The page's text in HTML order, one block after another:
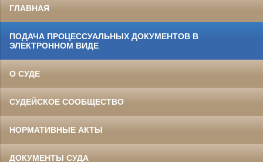
ГЛАВНАЯ
ПОДАЧА ПРОЦЕССУАЛЬНЫХ ДОКУМЕНТОВ В
ЭЛЕКТРОННОМ ВИДЕ
О СУДЕ
СУДЕЙСКОЕ СООБЩЕСТВО
НОРМАТИВНЫЕ АКТЫ
ДОКУМЕНТЫ СУДА